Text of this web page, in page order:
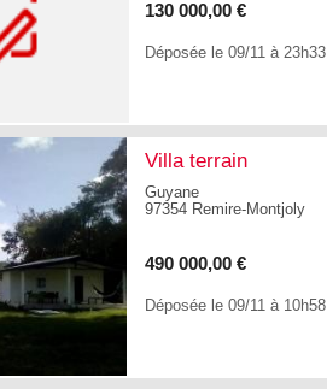
130 000,00 €
Déposée le 09/11 à 23h33
Villa terrain
Guyane
97354 Remire-Montjoly
490 000,00 €
Déposée le 09/11 à 10h58